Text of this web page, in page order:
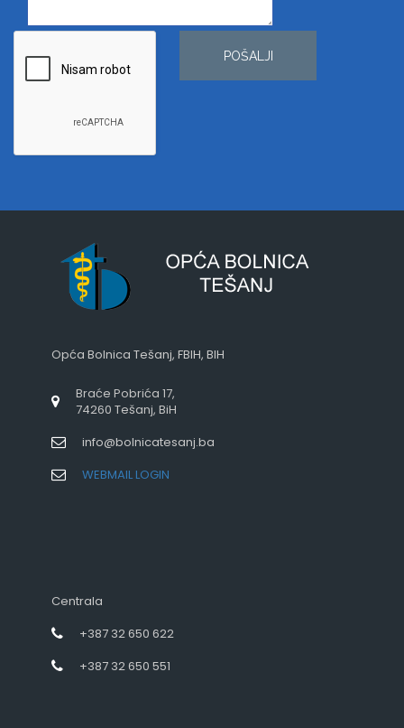
POŠALJI
Opća Bolnica Tešanj, FBIH, BIH
Braće Pobrića 17,
74260 Tešanj, BiH
info@bolnicatesanj.ba
WEBMAIL LOGIN
Centrala
+387 32 650 622
+387 32 650 551